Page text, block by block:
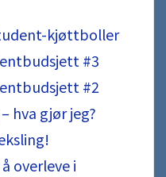
kjøttboller
#3
#2
hva gjør jeg?
overleve i